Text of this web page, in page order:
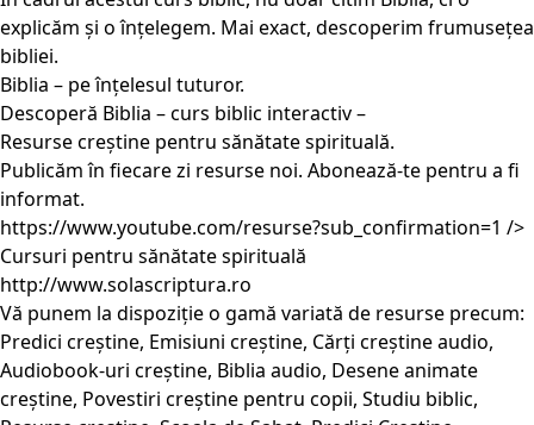
explicăm și o înțelegem. Mai exact, descoperim frumusețea
bibliei.
Biblia – pe înțelesul tuturor.
Descoperă Biblia – curs biblic interactiv –
Resurse creștine pentru sănătate spirituală.
Publicăm în fiecare zi resurse noi. Abonează-te pentru a fi
informat.
https://www.youtube.com/resurse?sub_confirmation=1 />
Cursuri pentru sănătate spirituală
http://www.solascriptura.ro
Vă punem la dispoziție o gamă variată de resurse precum:
Predici creștine, Emisiuni creștine, Cărți creștine audio,
Audiobook-uri creștine, Biblia audio, Desene animate
creștine, Povestiri creștine pentru copii, Studiu biblic,